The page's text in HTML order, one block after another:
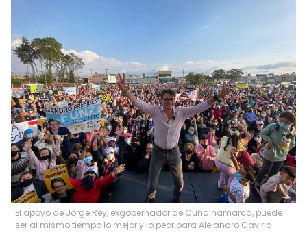
El apoyo de Jorge Rey, exgobernador de Cundinamarca, puede
ser al mismo tiempo lo mejor y lo peor para Alejandro Gaviria